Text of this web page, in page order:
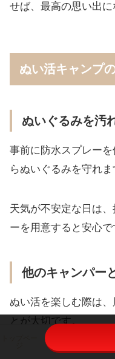
せば、最高の思い出に
ぬい活キャンプ
ぬいぐるみを汚
事前に防水スプレー
らぬいぐるみを守れま
天気が不安定な日は
ーを用意すると安心で
他のキャンパー
ぬい活を楽しむ際は
とが大切です。